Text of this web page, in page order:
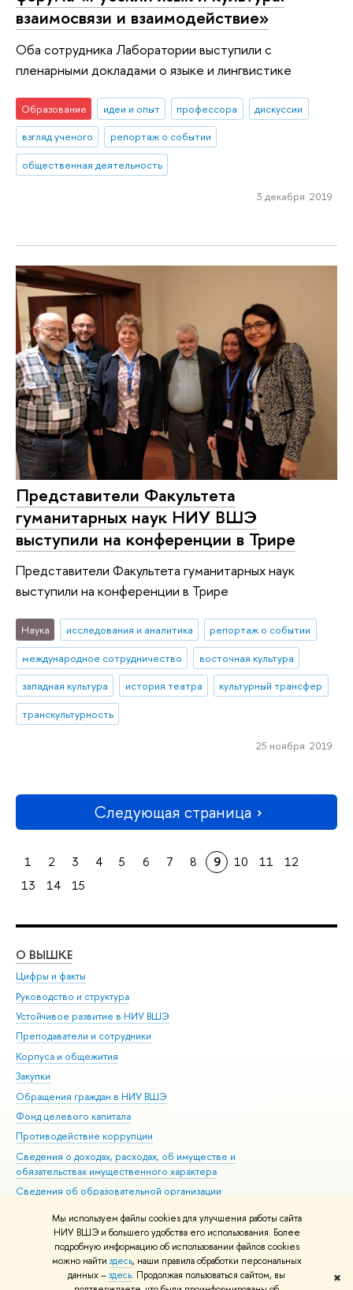
Мы используем файлы cookies для улучшения работы сайта
НИУ ВШЭ и большего удобства его использования. Более
подробную информацию об использовании файлов cookies
можно найти здесь, наши правила обработки персональных
данных –здесь. Продолжая пользоваться сайтом, вы
✖
взаимосвязи и взаимодействие»
Оба сотрудника Лаборатории выступили с
пленарными докладами о языке и лингвистике
Образование идеи и опыт профессора
дискуссии
взгляд ученого
репортаж о событии
общественная деятельность
3 декабря 2019
Представители Факультета
гуманитарных наук НИУ ВШЭ
выступили на конференции в Трире
Представители Факультета гуманитарных наук
выступили на конференции в Трире
Наука исследования и аналитика
репортаж о событии
международное сотрудничество
восточная культура
западная культура
история театра
культурный трансфер
транскультурность
25 ноября 2019
Следующая страница
1 2 3 4 5 6 7 8 9 10 11
12
13
14 15
О ВЫШКЕ
Цифры и факты
Руководство и структура
Устойчивое развитие в НИУ ВШЭ
Преподаватели и сотрудники
Корпуса и общежития
Закупки
Обращения граждан в НИУ ВШЭ
Фонд целевого капитала
Противодействие коррупции
Сведения о доходах, расходах, об имуществе и
обязательствах имущественного характера
Сведения об образовательной организации
Людям с ограниченными возможностями здоровья
Единая платежная страница
Работа в Вышке